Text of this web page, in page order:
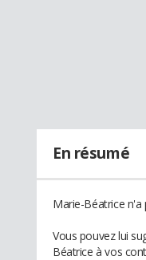
En résumé
Marie-Béatrice
Vous pouvez lui
Béatrice à vos